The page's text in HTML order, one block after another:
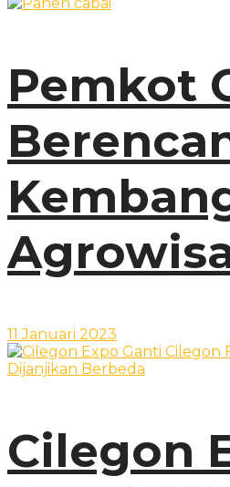
Pemkot
11 Januari 2023
Cilegon